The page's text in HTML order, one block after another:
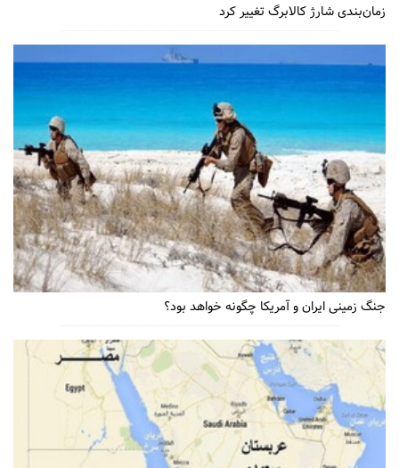
زمان‌بندی شارژ کالابرگ تغییر کرد
جنگ زمینی ایران و آمریکا چگونه خواهد بود؟